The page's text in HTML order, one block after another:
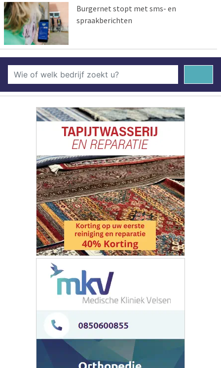
Burgernet stopt met sms- en
spraakberichten